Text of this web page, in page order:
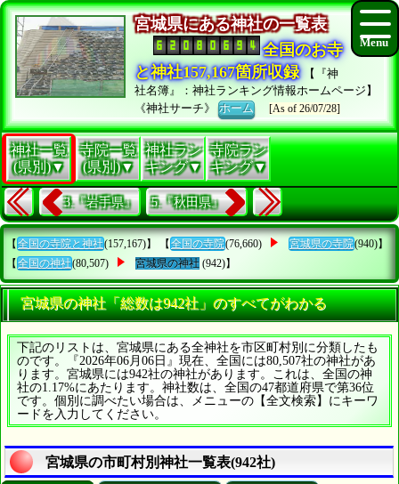
宮城県にある神社の一覧表
全国のお寺
と神社157,167箇所収録
【『神
社名簿』：神社ランキング情報ホームページ】
《神社サーチ》ホーム [As of 26/07/28]
神社一覧
(県別)▼
寺院一覧
(県別)▼
神社ラン
キング▼
寺院ラン
キング▼
3.『岩手県』 5.『秋田県』
【 全国の寺院と神社(157,167)】 【 全国の寺院(76,660) 宮城県の寺院(940)】
【 全国の神社(80,507) 宮城県の神社 (942)】
宮城県の神社「総数は942社」のすべてがわかる
下記のリストは、宮城県にある全神社を市区町村別に分類したも
のです。『2026年06月06日』現在、全国には80,507社の神社があ
ります。宮城県には942社の神社があります。これは、全国の神
社の1.17%にあたります。神社数は、全国の47都道府県で第36位
です。個別に調べたい場合は、メニューの【全文検索】にキーワ
ードを入力してください。
宮城県の市町村別神社一覧表(942社)